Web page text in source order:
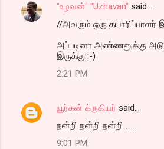
"உழவன்" "Uzhavan" said…
//அவரும் ஒரு தயாரிப்பாளர்
அப்படினா அண்ணனுக்கு
இருக்கு :-)
2:21 PM
யூர்கன் க்ருகியர் said…
நன்றி நன்றி நன்றி ......
9:01 PM